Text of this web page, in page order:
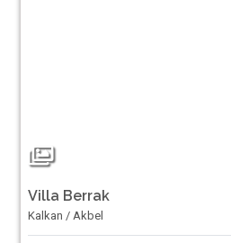
Villa Berrak
Kalkan / Akbel